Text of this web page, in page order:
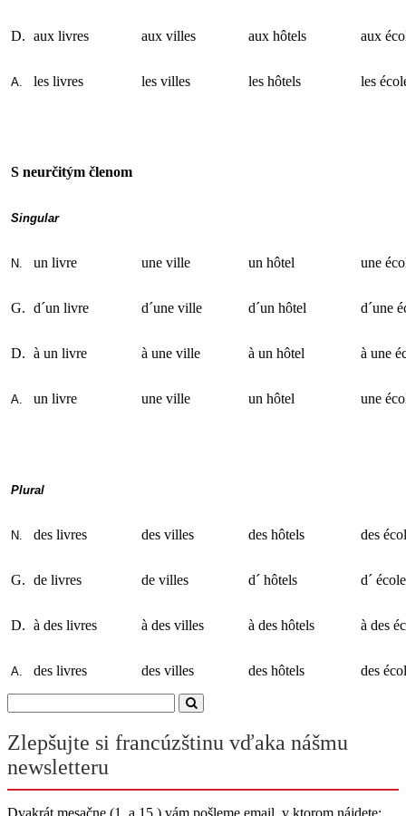
D. aux livres aux villes aux hôtels aux
A. les livres les villes les hôtels les
S neurčitým členom
Singular
N. un livre une ville un hôtel une
G. d´un livre d´une ville d´un hôtel d´une
D. à un livre à une ville à un hôtel à une
A. un livre une ville un hôtel une
Plural
N. des livres des villes des hôtels des
G. de livres de villes d´ hôtels d´
D. à des livres à des villes à des hôtels à des
A. des livres des villes des hôtels des
Zlepšujte si francúzštinu vďaka nášmu
newsletteru